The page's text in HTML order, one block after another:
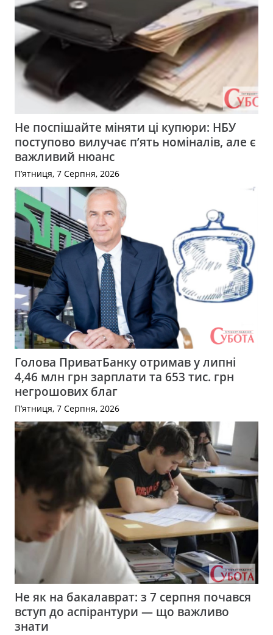
Не поспішайте міняти ці купюри: НБУ
поступово вилучає п’ять номіналів, але є
важливий нюанс
П’ятниця, 7 Серпня, 2026
Голова ПриватБанку отримав у липні
4,46 млн грн зарплати та 653 тис. грн
негрошових благ
П’ятниця, 7 Серпня, 2026
Не як на бакалаврат: з 7 серпня почався
вступ до аспірантури — що важливо
знати